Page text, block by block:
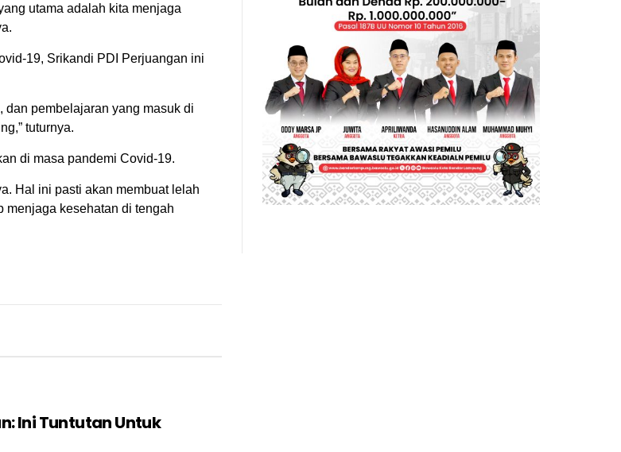
utama adalah kita menjaga
19, Srikandi PDI Perjuangan ini
dan pembelajaran yang masuk di
tuturnya.
di masa pandemi Covid-19.
Hal ini pasti akan membuat lelah
menjaga kesehatan di tengah
Ini Tuntutan Untuk